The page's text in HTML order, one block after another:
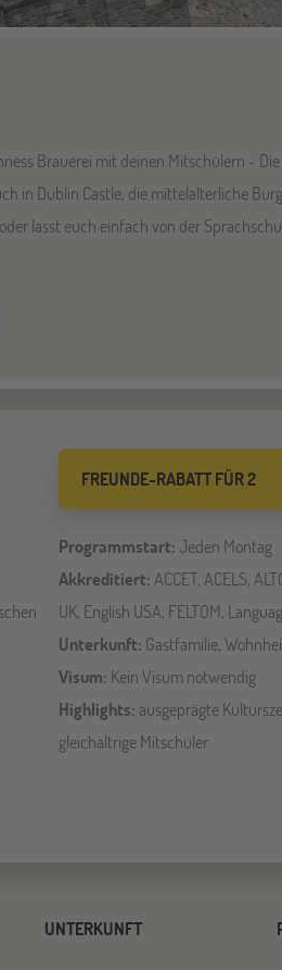
Brauerei mit deinen Mitschülern - Die
in Dublin Castle, die mittelalterliche
lasst euch einfach von der
FREUNDE-RABATT FÜR 2
Programmstart:Jeden Montag
Akkreditiert: ACCET, ACELS,
UK, English USA, FELTOM,
Unterkunft: Gastfamilie,
Visum: Kein Visum notwendig
Highlights: ausgeprägte
gleichaltrige Mitschüler
UNTERKUNFT